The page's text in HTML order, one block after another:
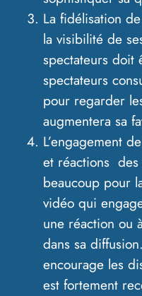
La fidélisation
la visibilité de
spectateurs
spectateurs
pour regarder
augmentera sa
L’engagement
et réactions des
beaucoup pour
vidéo qui
une réaction ou
dans sa
encourage les
est fortement